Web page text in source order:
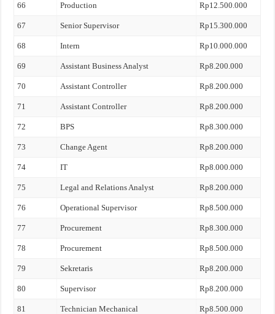
66 Production Rp12.500.000
67 Senior Supervisor Rp15.300.000
68 Intern Rp10.000.000
69 Assistant Business Analyst Rp8.200.000
70 Assistant Controller Rp8.200.000
71 Assistant Controller Rp8.200.000
72 BPS Rp8.300.000
73 Change Agent Rp8.200.000
74 IT Rp8.000.000
75 Legal and Relations Analyst Rp8.200.000
76 Operational Supervisor Rp8.500.000
77 Procurement Rp8.300.000
78 Procurement Rp8.500.000
79 Sekretaris Rp8.200.000
80 Supervisor Rp8.200.000
81 Technician Mechanical Rp8.500.000